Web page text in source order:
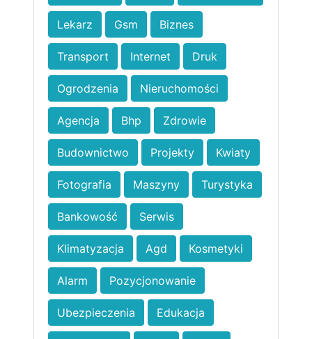
Lekarz Gsm Biznes
Transport Internet Druk
Ogrodzenia Nieruchomości
Agencja Bhp Zdrowie
Budownictwo Projekty Kwiaty
Fotografia Maszyny Turystyka
Bankowość Serwis
Klimatyzacja Agd Kosmetyki
Alarm Pozycjonowanie
Ubezpieczenia Edukacja